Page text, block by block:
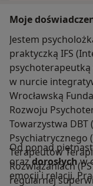
Moje
Jestem
praktyczką IFS
w nurcie
Wrocławską
Rozwoju
Towarzystwa DBT
Psychiatrycznego
Terapeutów
Rozwiązaniach
regularnej
Od ponad
orazdorosłychw
emocji i relacji.